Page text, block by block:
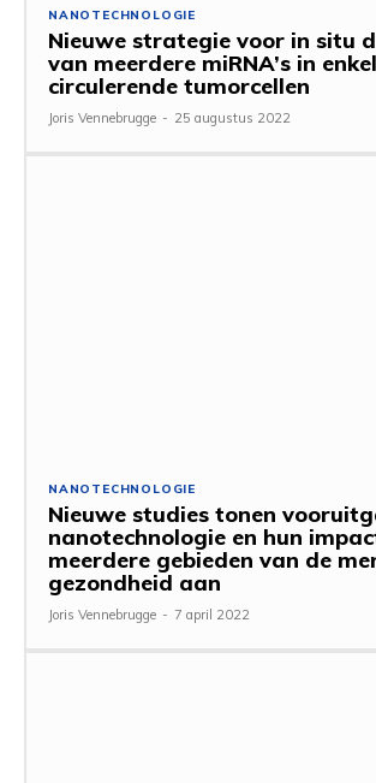
NANOTECHNOLOGIE
Nieuwe strategie voor in situ
van meerdere miRNA’s in
circulerende tumorcellen
Joris Vennebrugge - 25 augustus 2022
NANOTECHNOLOGIE
Nieuwe studies tonen
nanotechnologie en hun
meerdere gebieden van de
gezondheid aan
Joris Vennebrugge - 7 april 2022